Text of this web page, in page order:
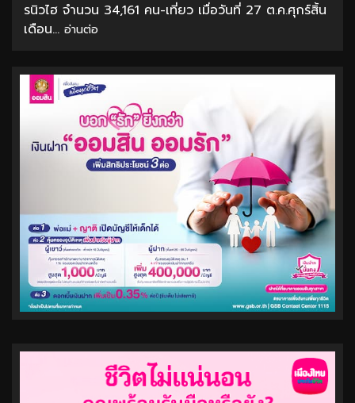
รนิวไฮ จำนวน 34,161 คน-เที่ยว เมื่อวันที่ 27 ต.ค.ศุกร์สิ้น
เดือน... อ่านต่อ